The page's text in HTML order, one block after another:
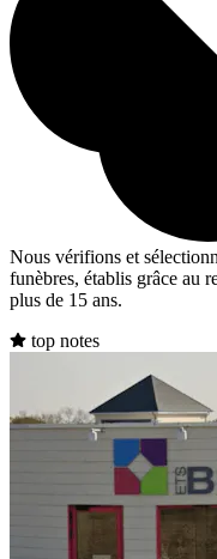
Nous vérifions et
funèbres, établis grâce au
plus de 15 ans.
top notes